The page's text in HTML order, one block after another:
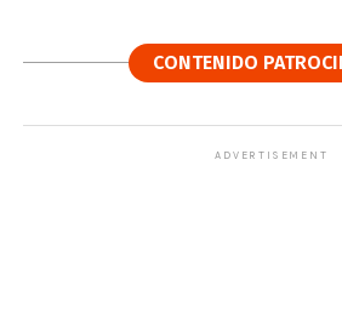
CONTENIDO
ADVERTISEMENT